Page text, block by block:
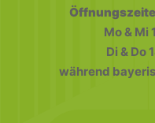
Mo & Mi
Di & Do
während